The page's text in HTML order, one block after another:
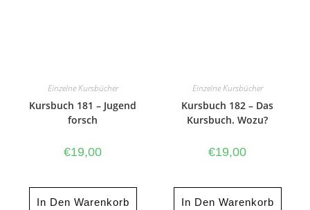
Einzelne Kursbücher
Kursbuch 181 – Jugend
forsch
€19,00
In Den Warenkorb
Einzelne Kursbücher
Kursbuch 182 – Das
Kursbuch. Wozu?
€19,00
In Den Warenkorb